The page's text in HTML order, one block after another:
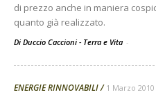
di prezzo anche in maniera
quanto già realizzato.
Di Duccio Caccioni - Terra e Vita -
ENERGIE RINNOVABILI 1 Marzo 2010